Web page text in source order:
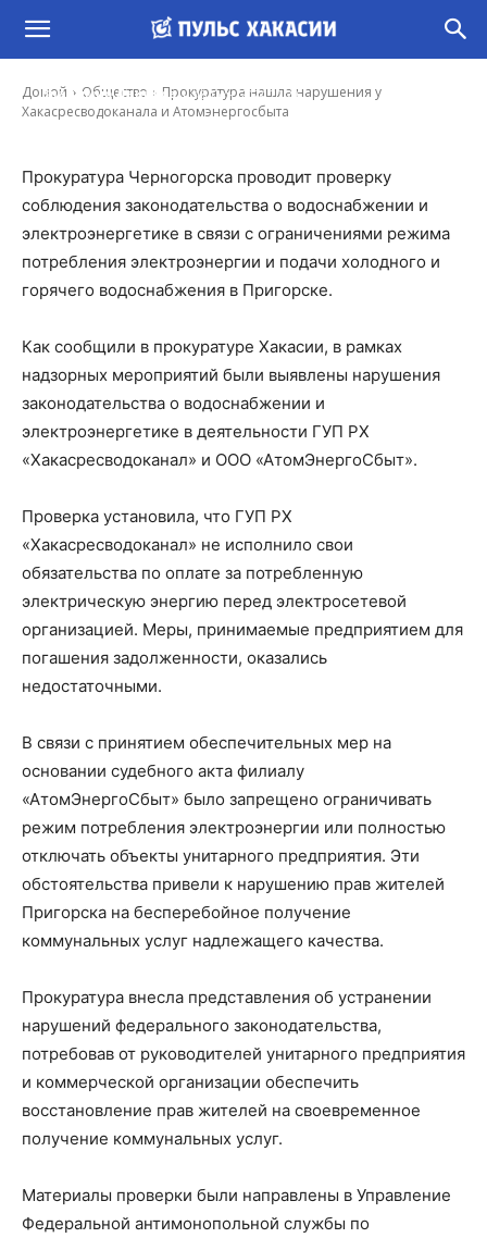
Домой Общество
Прокуратура нашла нарушения у
Хакасресводоканала и Атомэнергосбыта
Прокуратура нашла нарушения у
Хакасресводоканала и Атомэнергосбыта
Владимир Данилов - 18 Сен, 2024 20:29
Прокуратура Черногорска проводит проверку
соблюдения законодательства о водоснабжении и
электроэнергетике в связи с ограничениями режима
потребления электроэнергии и подачи холодного и
горячего водоснабжения в Пригорске.
Как сообщили в прокуратуре Хакасии, в рамках
надзорных мероприятий были выявлены нарушения
законодательства о водоснабжении и
электроэнергетике в деятельности ГУП РХ
«Хакасресводоканал» и ООО «АтомЭнергоСбыт».
Проверка установила, что ГУП РХ
«Хакасресводоканал» не исполнило свои
обязательства по оплате за потребленную
электрическую энергию перед электросетевой
организацией. Меры, принимаемые предприятием для
погашения задолженности, оказались
недостаточными.
В связи с принятием обеспечительных мер на
основании судебного акта филиалу
«АтомЭнергоСбыт» было запрещено ограничивать
режим потребления электроэнергии или полностью
отключать объекты унитарного предприятия. Эти
обстоятельства привели к нарушению прав жителей
Пригорска на бесперебойное получение
коммунальных услуг надлежащего качества.
Прокуратура внесла представления об устранении
нарушений федерального законодательства,
потребовав от руководителей унитарного предприятия
и коммерческой организации обеспечить
восстановление прав жителей на своевременное
получение коммунальных услуг.
Материалы проверки были направлены в Управление
Федеральной антимонопольной службы по